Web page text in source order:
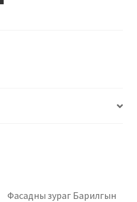
агуулга
Фасадны зураг Барилгын